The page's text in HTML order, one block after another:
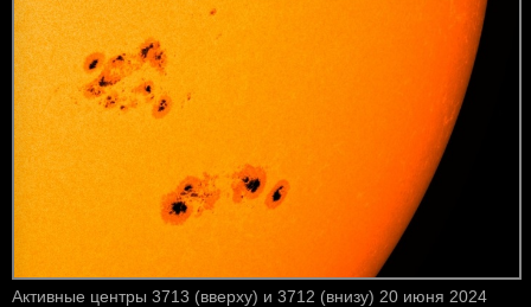
Активные центры 3713 (вверху) и 3712 (внизу) 20 июня 2024